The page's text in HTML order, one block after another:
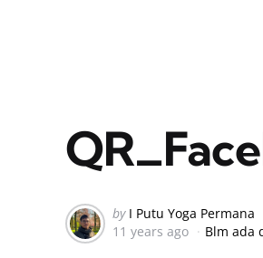
Posted
by
by I Putu Yoga Permana
11 years ago
Blm ada